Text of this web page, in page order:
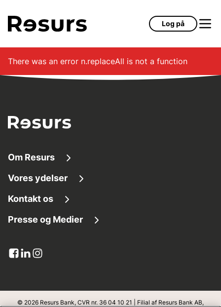
Log på
There was an error n.replaceAll is not a function
Om Resurs
Om os
Tilgængelighed
Resurs i tal
Integritet og sikkerhed
Vores ydelser
Finansieringsløsninger
Lån penge
Kreditkort
Kontakt os
Kundeservice
Klageadgang
Presse og Medier
Pressekontakt
© 2026 Resurs Bank, CVR nr. 36 04 10 21 | Filial af Resurs Bank AB,